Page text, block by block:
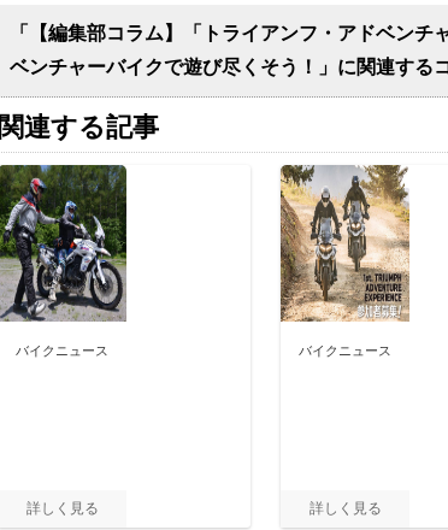
「【編集部コラム】「トライアンフ・アドベン
ベンチャーバイクで遊び尽くそう！」に関連する
関連する記事
バイクニュース バイクニュース